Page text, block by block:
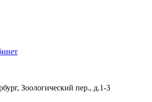
Зоологический пер., д.1-3